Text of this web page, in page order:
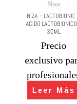
Niza
NIZA –
ACIDO
30ML
Precio
exclusivo
Leer Más